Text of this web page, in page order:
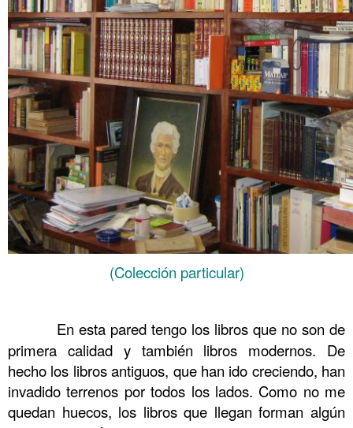
(Colección particular)
En esta pared tengo los libros que no son de
primera calidad y también libros modernos. De
hecho los libros antiguos, que han ido creciendo, han
invadido terrenos por todos los lados. Como no me
quedan huecos, los libros que llegan forman algún